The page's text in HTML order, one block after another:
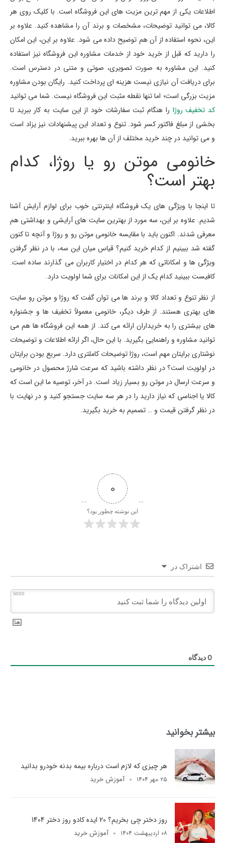
اطلاعات یکی از مهم ترین مزیت های این فروشگاه است. با کلیک روی هر
کالا، می توانید توضیحات، مشخصات و برند آن را مشاهده کنید. علاوه بر
این، نحوه استفاده از آن هم توضیح داده می شود. علاوه بر این، این امکان
را دارید که قبل از خرید خود از خدمات مشاوره این فروشگاه نیز استفاده
کنید. این مشاوره به صورت تصویری، صوتی و متنی در دسترس است.
برای دریافت آن نیازی نیست هزینه ای پرداخت کنید. رایگان بودن مشاوره
مزیت بزرگی است؛ اما تنها نقطه مثبت این فروشگاه نیست. شما می توانید
کد تخفیف روژا را هنگام ثبت سفارشات خود از این سایت به کار ببرید تا
بخشی از مبلغ فاکتور کسر شود. تنوع و تعداد این پیشنهادات نیز یزاد است
و می توانید در چند خرید مختلف از آن ها بهره ببرید.
خانومی موتن رو یا روژا، کدام
بهتر است؟
تا اینجا با ویژگی های یک فروشگاه اینترنتی خوب برای لوازم آرایش آشنا
شدیم. علاوه بر این، سه مورد از بهترین سایت های آرایشی و بهداشتی هم
معرفی شدند. اکنون باید با مقایسه خانومی موتن رو و روژا و آنچه تا کنون
گفته شد ببینیم از کدام خرید کنیم؟ قیاس میان این سه، با در نظر گرفتن
ویژگی ها و امکاناتی که هر کدام در اختیار کاربران می گذارند ساده است.
کافیست ببینید کدام یک از این امکانات برای شما اولویت دارد.
از نظر تنوع و تعداد کالا و برند ها می توان گفت که روژا و موتن رو سایت
های بهتری هستند. از طرف دیگر، خانومی معمولاً تخفیف ها و جشنواره
های بیشتری را به خریداران ارائه می کند. از همه این فروشگاه ها هم می
توانید مشاوره و راهنمایی بگیرید. با این حال، اگر ارائه اطلاعات و توضیحات
نوشتاری برایتان مهم است، روژا توضیحات کاملتری دارد. سریع بودن برایتان
در اولویت است؟ در نظر داشته باشید که سرعت شارژ محصول در خانومی
و سرعت ارسال در موتن رو بسیار زیاد است. در آخر، توصیه ما این است که
کالا یا اجناسی که نیاز دارید را در هر سه سایت جستجو کنید و در نهایت با
در نظر گرفتن قیمت و … تصمیم به خرید بگیرید.
0
این نوشته چطور بود؟
اشتراک در
5000
0دیدگاه
بیشتر بخوانید
هر چیزی که لازم است درباره بیمه بدنه خودرو بدانید
۲۵ مهر ۱۴۰۴ آموزش خرید
روز دختر چی بخریم؟ 20 ایده کادو روز دختر 1404
۰۸ اردیبهشت ۱۴۰۴ آموزش خرید